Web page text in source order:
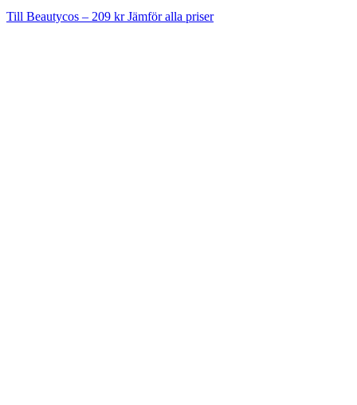
Till Beautycos – 209 krJämför alla priser